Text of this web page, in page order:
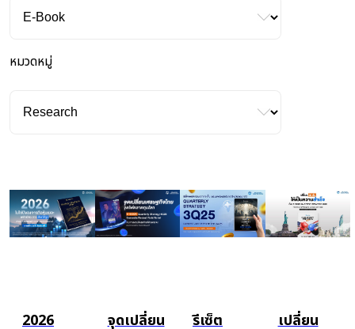
หมวดหมู่
2026
จุดเปลี่ยน
รีเซ็ต
เปลี่ยน